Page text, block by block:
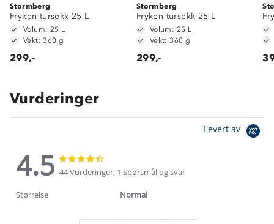
Stormberg
Fryken tursekk 25 L
Volum: 25 L
Vekt: 360 g
299,-
Stormberg
Fryken tursekk 25 L
Volum: 25 L
Vekt: 360 g
299,-
Vurderinger
Levert av
4.5
4.5
star
rating
star
rating
44 Vurderinger, 1 Spørsmål og svar
Størrelse Normal